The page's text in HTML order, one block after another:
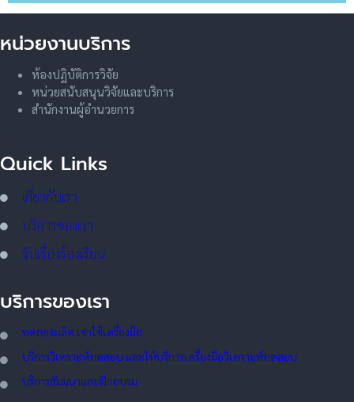
หน่วยงานบริการ
ห้องปฏิบัติการวิจัย
หน่วยสนับสนุนวิจัยและบริการ
สำนักงานผู้อำนวยการ
Quick Links
เกี่ยวกับเรา
บริการของเรา
รับเรื่องร้องเรียน
บริการของเรา
ทดลองผลิต เช่าใช้เครื่องมือ
บริการวิเคราะห์ทดสอบ และให้บริการเครื่องมือวิเคราะห์ทดสอบ
บริการสัมมนาและฝึกอบรม